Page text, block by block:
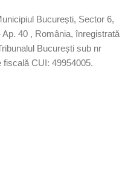
București, Sector 6,
40 , România, înregistrată
București sub nr
CUI: 49954005.